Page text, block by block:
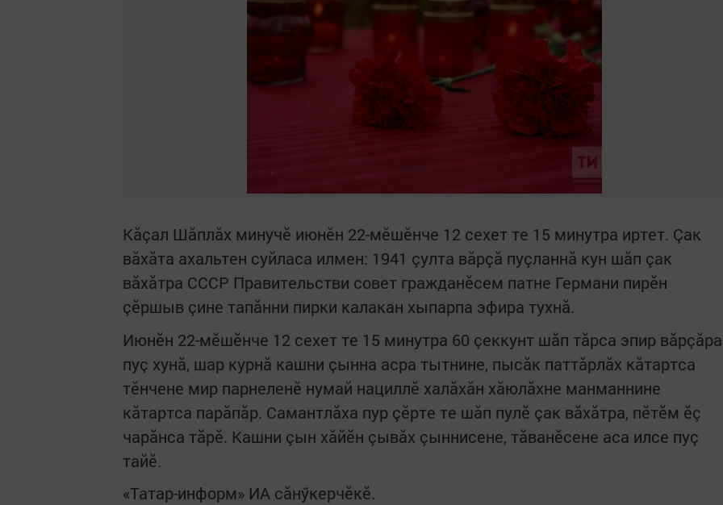
Кăçал Шăплăх минучӗ июнӗн 22-мӗшӗнче 12 сехет те 15 минутра иртет. Çак
вăхăта ахальтен суйласа илмен: 1941 çулта вăрçă пуçланнă кун шăп çак
вăхăтра СССР Правительстви совет гражданӗсем патне Германи пирӗн
çӗршыв çине тапăнни пирки калакан хыпарпа эфира тухнă.
Июнӗн 22-мӗшӗнче 12 сехет те 15 минутра 60 çеккунт шăп тăрса эпир вăрçăра
пуç хунă, шар курнă кашни çынна асра тытнине, пысăк паттăрлăх кăтартса
тӗнчене мир парнеленӗ нумай нациллӗ халăхăн хăюлăхне манманнине
кăтартса парăпăр. Самантлăха пур çӗрте те шăп пулӗ çак вăхăтра, пӗтӗм ӗç
чарăнса тăрӗ. Кашни çын хăйӗн çывăх çыннисене, тăванӗсене аса илсе пуç
тайӗ.
«Татар-информ» ИА сăнӳкерчӗкӗ.